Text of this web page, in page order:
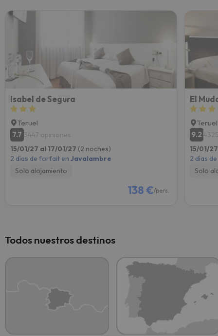
Isabel de Segura
Teruel
7.7 3447 opiniones
15/01/27 al 17/01/27 (2 noches)
2 días de forfait en Javalambre
Solo alojamiento
138 €/pers.
El
Teruel
9.2
15/01/
2 días
Solo
Todos nuestros destinos